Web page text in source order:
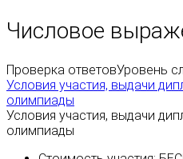
Числовое
Проверка ответовУровень
Условия участия, выдачи
олимпиады
Условия участия, выдачи
олимпиады